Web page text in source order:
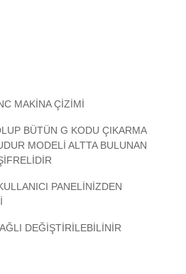
MAKİNA ÇİZİMİ
BÜTÜN G KODU ÇIKARMA
MODELİ ALTTA BULUNAN
PANELİNİZDEN
DEĞİŞTİRİLEBİLİNİR